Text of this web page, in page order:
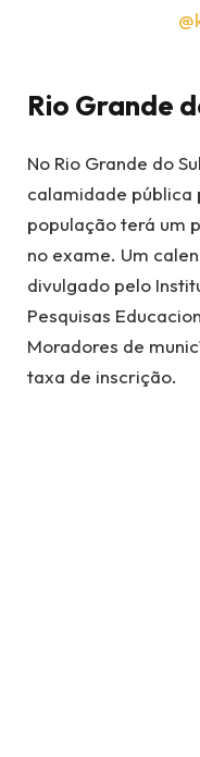
Rio Grande
No Rio Grande do
calamidade pública
população terá um
no exame. Um
divulgado pelo
Pesquisas
Moradores de
taxa de inscrição.